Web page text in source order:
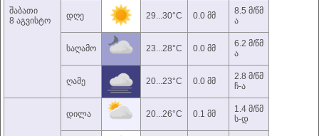
შაბათი
8 აგვისტო
დღე 29...30°C 0.0 მმ
8.5 მ/წმ
ა
საღამო 23...28°C 0.0 მმ
6.2 მ/წმ
ა
ღამე 20...23°C 0.0 მმ
2.8 მ/წმ
ჩ-ა
დილა 20...26°C 0.1 მმ
1.4 მ/წმ
ს-დ